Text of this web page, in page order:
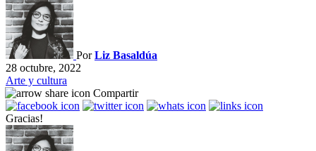
PorLiz Basaldúa
28 octubre, 2022
Arte y cultura
Compartir
Gracias!